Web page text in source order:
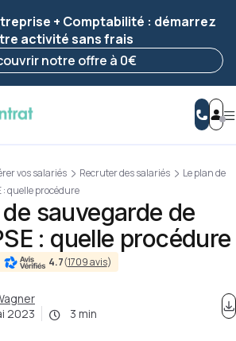
enregistrée 🚀
ma démarche
+ Comptabilité : démarrez
activité sans frais
notre offre à 0€
vos salariés Recruter des salariés
Le plan de
: quelle procédure
sauvegarde de
: quelle procédure
4.7(1709 avis)
2023 3 min